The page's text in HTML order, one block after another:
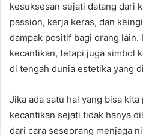
kesuksesan sejati datang dari
passion, kerja keras, dan
dampak positif bagi orang lain.
kecantikan, tetapi juga simbol
di tengah dunia estetika yang
Jika ada satu hal yang bisa
kecantikan sejati tidak hanya
dari cara seseorang menjaga